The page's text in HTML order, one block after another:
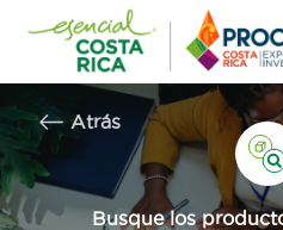
contenido
Atrás
Busque los